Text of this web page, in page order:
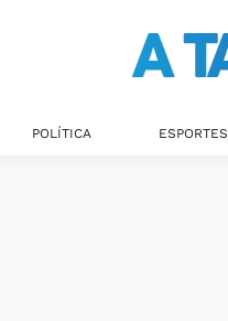
POLÍTICA ESPORTES